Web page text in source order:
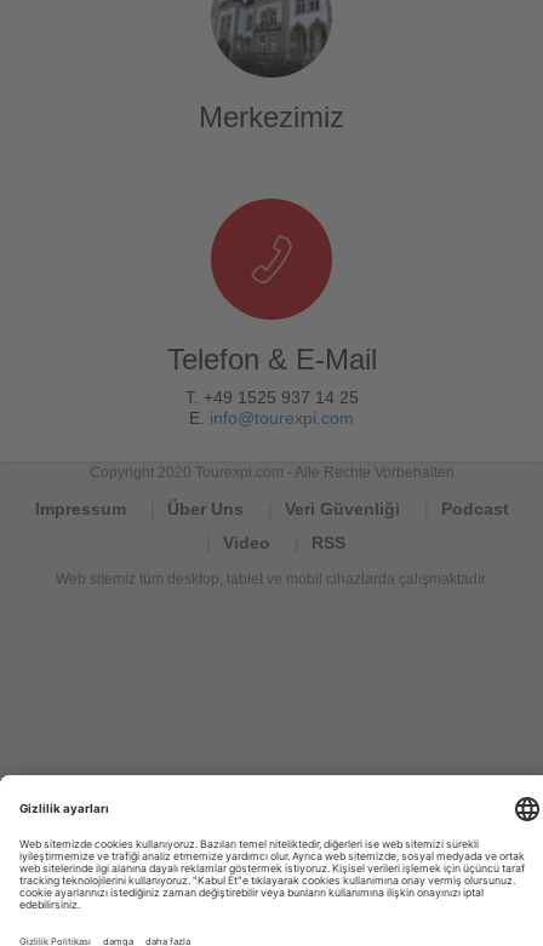
Merkezimiz
Telefon & E-Mail
T. +49 1525 937 14 25
E. info@tourexpi.com
Copyright 2020 Tourexpi.com - Alle Rechte Vorbehalten
Impressum Über Uns Veri Güvenliği
Podcast
Video
RSS
Web sitemiz tüm desktop, tablet ve mobil cihazlarda çalışmaktadır.
de
Tourismus
Nachrichten,
новости
туризма,
tourism